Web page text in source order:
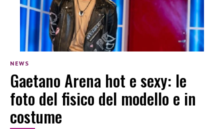
NEWS
Gaetano Arena hot e sexy: le
foto del fisico del modello e in
costume